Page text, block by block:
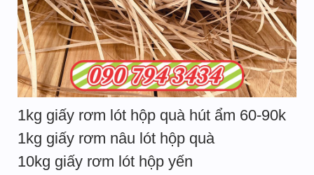
1kg giấy rơm lót hộp quà hút ẩm 60-90k
1kg giấy rơm nâu lót hộp quà
10kg giấy rơm lót hộp yến